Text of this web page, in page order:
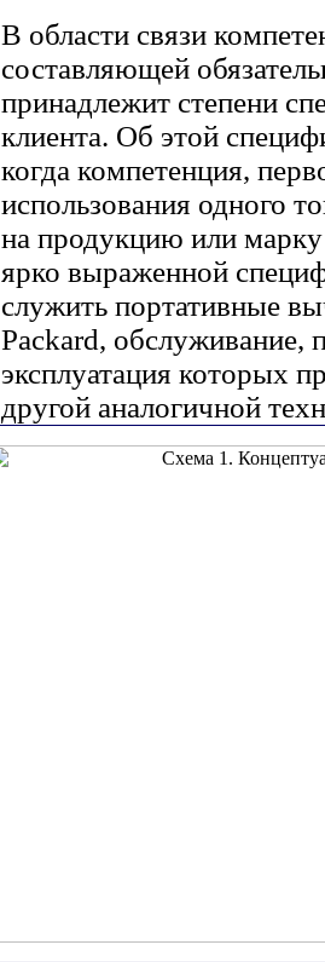
В области связи
составляющей
принадлежит степени
клиента. Об этой
когда компетенция,
использования одного
на продукцию или
ярко выраженной
служить портативные
Packard, обслуживание,
эксплуатация которых
другой аналогичной